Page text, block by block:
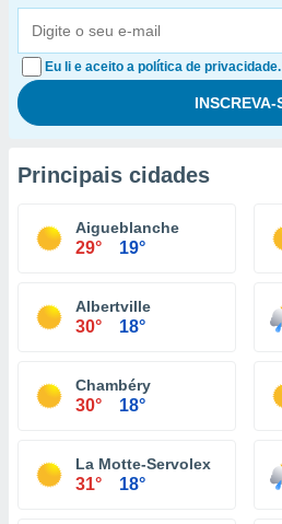
Eu li e aceito a política de privacidade.
Principais cidades
Aigueblanche
29° 19°
Albertville
30° 18°
Chambéry
30° 18°
La Motte-Servolex
31° 18°